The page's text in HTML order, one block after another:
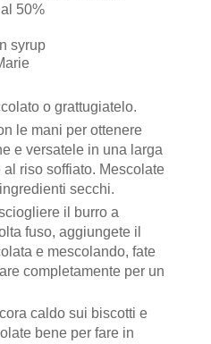
50%
syrup
o grattugiatelo.
le mani per ottenere
e versatele in una larga
riso soffiato. Mescolate
secchi.
il burro a
fuso, aggiungete il
e mescolando, fate
completamente per un
caldo sui biscotti e
bene per fare in